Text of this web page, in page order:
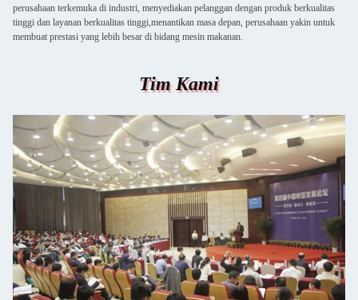
perusahaan terkemuka di industri, menyediakan pelanggan dengan produk berkualitas
tinggi dan layanan berkualitas tinggi,menantikan masa depan, perusahaan yakin untuk
membuat prestasi yang lebih besar di bidang mesin makanan.
Tim Kami